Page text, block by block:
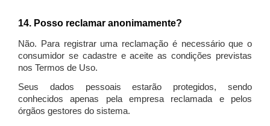
14. Posso reclamar anonimamente?
Não. Para registrar uma reclamação é necessário que o
consumidor se cadastre e aceite as condições previstas
nos Termos de Uso.
Seus dados pessoais estarão protegidos, sendo
conhecidos apenas pela empresa reclamada e pelos
órgãos gestores do sistema.